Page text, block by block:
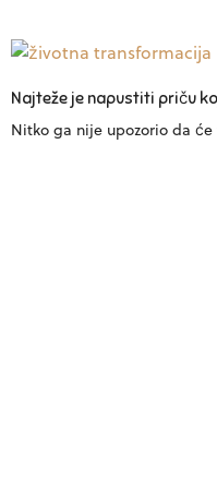
Najteže je napustiti priču
Nitko ga nije upozorio da